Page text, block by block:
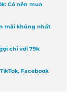
Có nên mua
mãi khủng nhất
chỉ với 79k
Facebook